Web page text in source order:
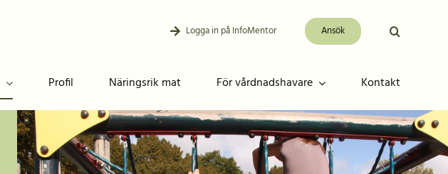
Logga in på InfoMentor Ansök
Profil Näringsrik mat För vårdnadshavare Kontakt